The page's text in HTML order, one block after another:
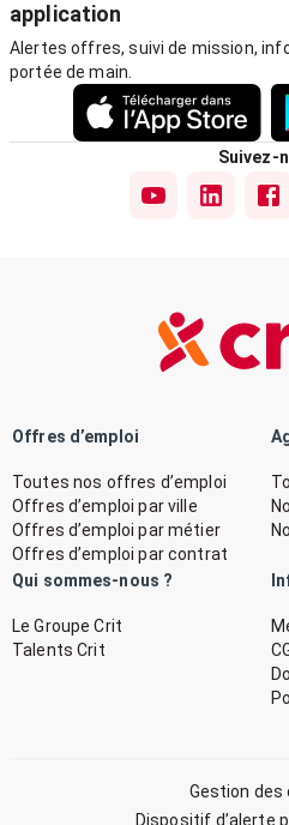
application
Alertes offres, suivi de mission,
portée de main.
Suivez-
Offres d’emploi
Toutes nos offres d’emploi
Offres d’emploi par ville
Offres d’emploi par métier
Offres d’emploi par contrat
Qui sommes-nous ?
Le Groupe Crit
Talents Crit
Gestion des
Dispositif d’alerte